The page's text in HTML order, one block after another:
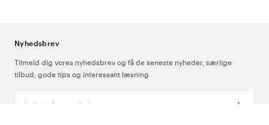
Nyhedsbrev
Tilmeld dig vores nyhedsbrev og få de seneste nyheder, særlige
tilbud, gode tips og interessant læsning